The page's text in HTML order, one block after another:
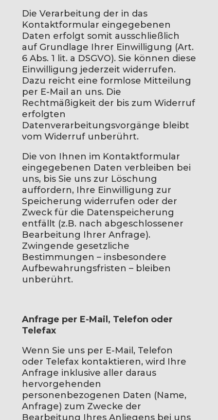
Die Verarbeitung der in das
Kontaktformular eingegebenen
Daten erfolgt somit ausschließlich
auf Grundlage Ihrer Einwilligung (Art.
6 Abs. 1 lit. a DSGVO). Sie können diese
Einwilligung jederzeit widerrufen.
Dazu reicht eine formlose Mitteilung
per E-Mail an uns. Die
Rechtmäßigkeit der bis zum Widerruf
erfolgten
Datenverarbeitungsvorgänge bleibt
vom Widerruf unberührt.
Die von Ihnen im Kontaktformular
eingegebenen Daten verbleiben bei
uns, bis Sie uns zur Löschung
auffordern, Ihre Einwilligung zur
Speicherung widerrufen oder der
Zweck für die Datenspeicherung
entfällt (z.B. nach abgeschlossener
Bearbeitung Ihrer Anfrage).
Zwingende gesetzliche
Bestimmungen – insbesondere
Aufbewahrungsfristen – bleiben
unberührt.
Anfrage per E-Mail, Telefon oder
Telefax
Wenn Sie uns per E-Mail, Telefon
oder Telefax kontaktieren, wird Ihre
Anfrage inklusive aller daraus
hervorgehenden
personenbezogenen Daten (Name,
Anfrage) zum Zwecke der
Bearbeitung Ihres Anliegens bei uns